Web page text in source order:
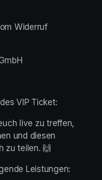
Widerruf
VIP Ticket:
live zu treffen,
und diesen
zu teilen. 🙌
Leistungen: